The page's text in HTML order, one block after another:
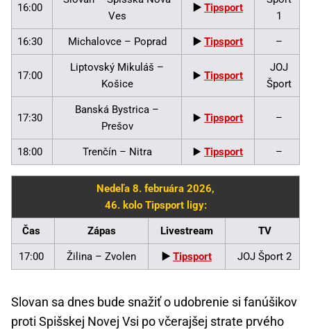
16:00
Ves
▶️ Tipsport
1
16:30 Michalovce – Poprad ▶️ Tipsport –
17:00
Liptovský Mikuláš –
Košice
▶️ Tipsport
JOJ
Šport
17:30
Banská Bystrica –
Prešov
▶️ Tipsport –
18:00 Trenčín – Nitra ▶️ Tipsport –
Nedeľa 8. februára 2026,
46. kolo Tipsport ligy:
Čas Zápas Livestream TV
17:00 Žilina – Zvolen ▶️ Tipsport JOJ Šport 2
Slovan sa dnes bude snažiť o udobrenie si fanúšikov
proti Spišskej Novej Vsi po včerajšej strate prvého